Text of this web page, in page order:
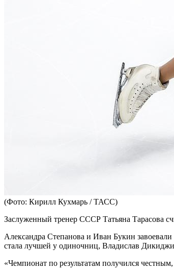
(Фото: Кирилл Кухмарь / ТАСС)
Заслуженный тренер СССР Татьяна Тарасова
Александра Степанова и Иван Букин
стала лучшей у одиночниц, Владислав
«Чемпионат по результатам получился